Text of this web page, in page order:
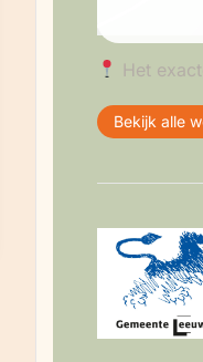
Het
Bekijk alle